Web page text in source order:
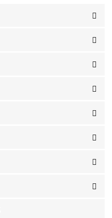







